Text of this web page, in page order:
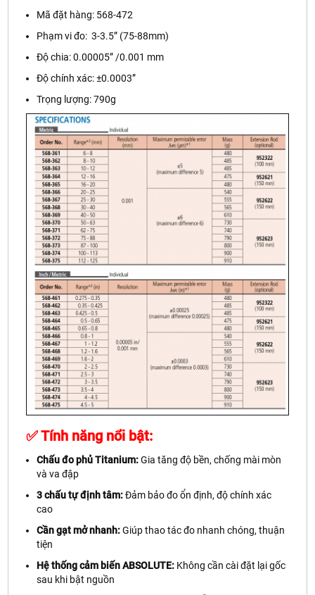
Mã đặt hàng: 568-472
Phạm vi đo: 3-3.5” (75-88mm)
Độ chia: 0.00005” /0.001 mm
Độ chính xác: ±0.0003”
Trọng lượng: 790g
✅Tính năng nổi bật:
Chấu đo phủ Titanium:Gia tăng độ bền, chống mài mòn
và va đập
3 chấu tự định tâm:Đảm bảo đo ổn định, độ chính xác
cao
Cần gạt mở nhanh:Giúp thao tác đo nhanh chóng, thuận
tiện
Hệ thống cảm biến ABSOLUTE: Không cần cài đặt lại gốc
sau khi bật nguồn